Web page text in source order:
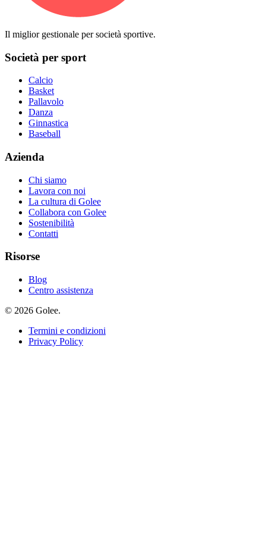
Il miglior gestionale per società sportive.
Società per sport
Calcio
Basket
Pallavolo
Danza
Ginnastica
Baseball
Azienda
Chi siamo
Lavora con noi
La cultura di Golee
Collabora con Golee
Sostenibilità
Contatti
Risorse
Blog
Centro assistenza
© 2026 Golee.
Termini e condizioni
Privacy Policy